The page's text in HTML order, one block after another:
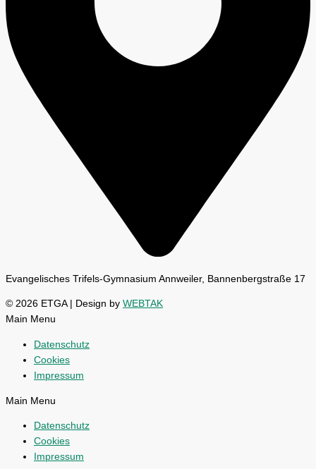
Evangelisches Trifels-Gymnasium Annweiler, Bannenbergstraße 17
© 2026 ETGA | Design by WEBTAK
Main Menu
Datenschutz
Cookies
Impressum
Main Menu
Datenschutz
Cookies
Impressum